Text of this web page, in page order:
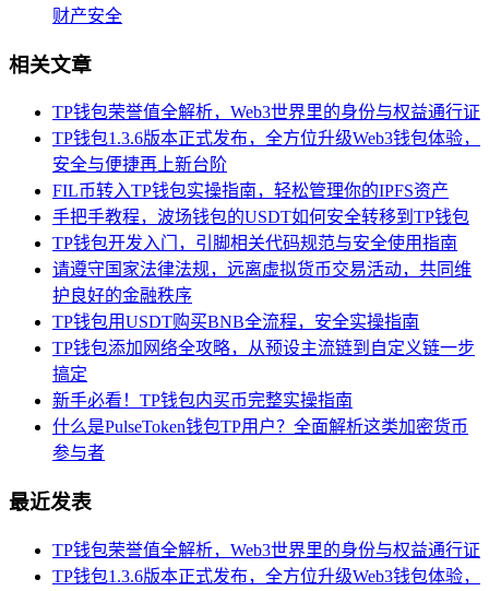
财产安全
相关文章
TP钱包荣誉值全解析，Web3世界里的身份与权益通行证
TP钱包1.3.6版本正式发布，全方位升级Web3钱包体验，
安全与便捷再上新台阶
FIL币转入TP钱包实操指南，轻松管理你的IPFS资产
手把手教程，波场钱包的USDT如何安全转移到TP钱包
TP钱包开发入门，引脚相关代码规范与安全使用指南
请遵守国家法律法规，远离虚拟货币交易活动，共同维
护良好的金融秩序
TP钱包用USDT购买BNB全流程，安全实操指南
TP钱包添加网络全攻略，从预设主流链到自定义链一步
搞定
新手必看！TP钱包内买币完整实操指南
什么是PulseToken钱包TP用户？全面解析这类加密货币
参与者
最近发表
TP钱包荣誉值全解析，Web3世界里的身份与权益通行证
TP钱包1.3.6版本正式发布，全方位升级Web3钱包体验，